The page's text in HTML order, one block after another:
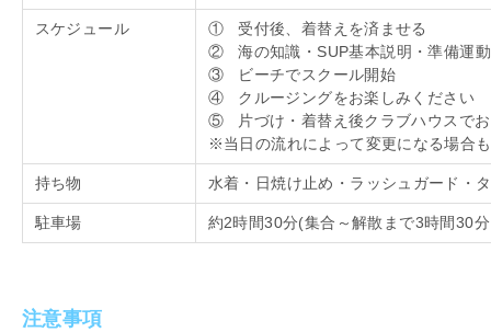
スケジュール
① 受付後、着替えを済ませる
② 海の知識・ SUP基本説明・準備運動
③ ビーチでスクール開始
④ クルージングをお楽しみください
⑤ 片づけ・着替え後クラブハウスでお
※当日の流れによって変更になる場合
持ち物 水着・日焼け止め・ラッシュガード・
駐車場 約2時間30分(集合～解散まで3時間30
注意事項